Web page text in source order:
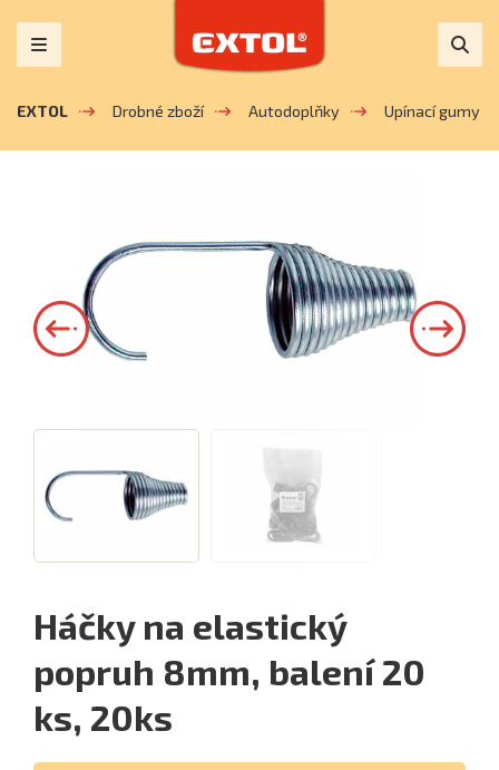
EXTOL Drobné zboží Autodoplňky Upínací gumy a
Háčky na elastický
popruh 8mm, balení 20
ks, 20ks